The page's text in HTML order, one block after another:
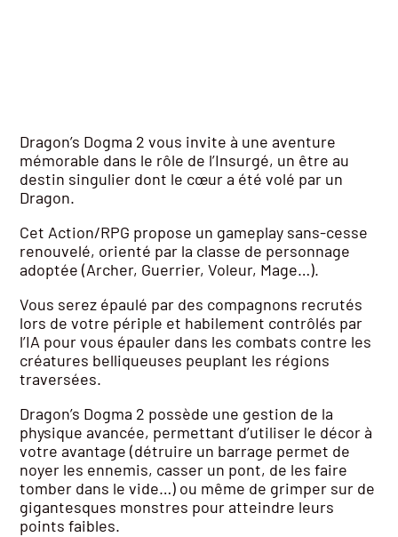
Dragon’s Dogma 2 vous invite à une aventure
mémorable dans le rôle de l’Insurgé, un être au
destin singulier dont le cœur a été volé par un
Dragon.
Cet Action/RPG propose un gameplay sans-cesse
renouvelé, orienté par la classe de personnage
adoptée (Archer, Guerrier, Voleur, Mage…).
Vous serez épaulé par des compagnons recrutés
lors de votre périple et habilement contrôlés par
l’IA pour vous épauler dans les combats contre les
créatures belliqueuses peuplant les régions
traversées.
Dragon’s Dogma 2 possède une gestion de la
physique avancée, permettant d’utiliser le décor à
votre avantage (détruire un barrage permet de
noyer les ennemis, casser un pont, de les faire
tomber dans le vide…) ou même de grimper sur de
gigantesques monstres pour atteindre leurs
points faibles.